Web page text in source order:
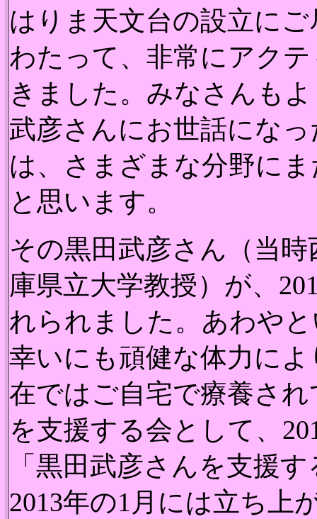
はりま天文台の設立に
わたって、非常にアク
きました。みなさんも
武彦さんにお世話にな
は、さまざまな分野に
と思います。
その黒田武彦さん（当
庫県立大学教授）が、
れられました。あわや
幸いにも頑健な体力に
在ではご自宅で療養さ
を支援する会として、
「黒田武彦さんを支援
2013年の1月には立ち上